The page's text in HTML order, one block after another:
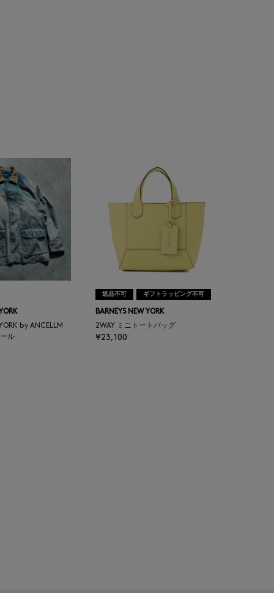
YORK by ANCELLM
ル
返品不可 ギフトラッピング不可
BARNEYS NEW YORK
2WAY ミニトートバッグ
¥23,100